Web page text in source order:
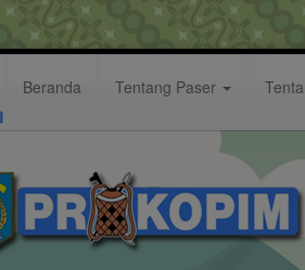
Beranda Tentang Paser